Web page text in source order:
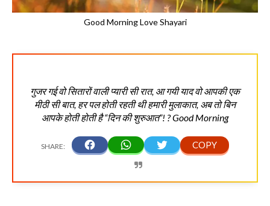
Good Morning Love Shayari
गुजर गई वो सितारों वाली प्यारी सी रात, आ गयी याद वो आपकी एक
मीठी सी बात, हर पल होती रहती थी हमारी मुलाकात, अब तो बिन
आपके होती होती है “दिन की शुरुआत”! ? Good Morning